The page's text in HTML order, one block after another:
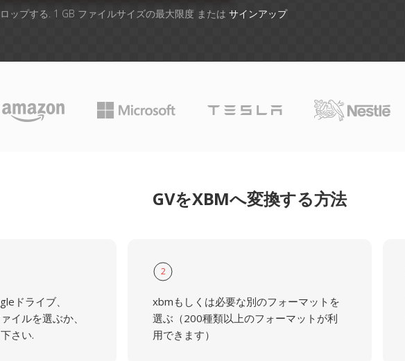
ップする. 1 GB ファイルサイズの最大限度 または サインアップ
GVをXBMへ変換する方法
ドライブ、
イルを選ぶか、
さい.
2
xbmもしくは必要な別のフォーマットを
選ぶ（200種類以上のフォーマットが利
用できます）